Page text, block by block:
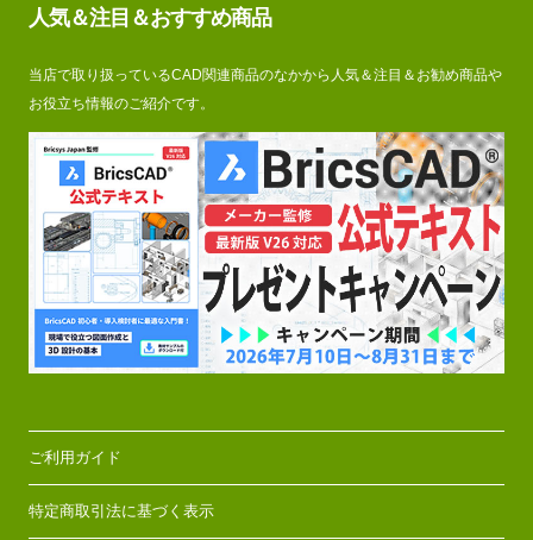
人気＆注目＆おすすめ商品
当店で取り扱っているCAD関連商品のなかから人気＆注目＆お勧め商品や
お役立ち情報のご紹介です。
ご利用ガイド
特定商取引法に基づく表示